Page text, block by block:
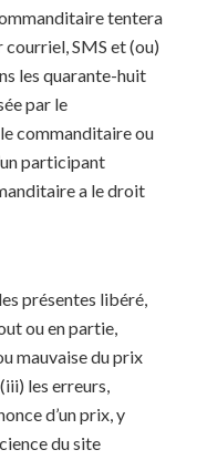
tentera
SMS et (ou)
les quarante-huit
par le
commanditaire ou
participant
a le droit
présentes libéré,
ou en partie,
mauvaise du prix
les erreurs,
d’un prix, y
du site